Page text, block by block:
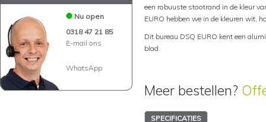
Nu open
0318 47 21 85
E-mail ons
WhatsApp
een robuuste stootrand in de kleur
EURO hebben we in de kleuren wit,
Dit bureau DSQ EURO kent een
blad.
Meer bestellen?
SPECIFICATIES